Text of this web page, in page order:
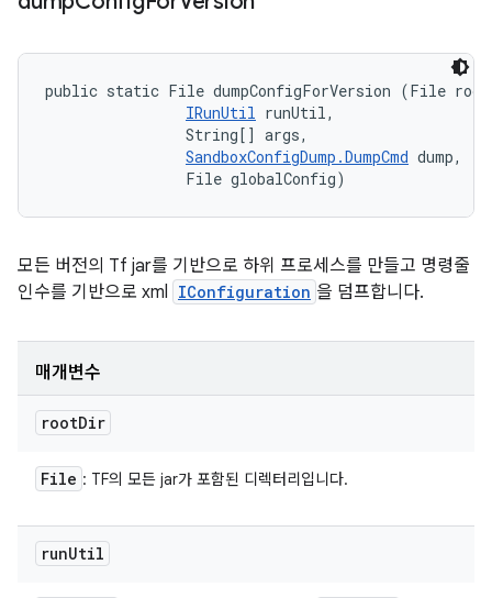
public static File dumpConfigForVersion (File
IRunUtil runUtil,
                String[] args,
SandboxConfigDump.DumpCmd dump,
                File globalConfig)
모든 버전의 Tf jar를 기반으로 하위 프로세스를 만들고 명령줄
인수를 기반으로 xml IConfiguration 을 덤프합니다.
매개변수
rootDir
File : TF의 모든 jar가 포함된 디렉터리입니다.
runUtil